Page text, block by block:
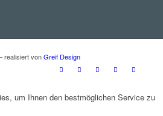
realisiert vonGreif Design
um Ihnen den bestmöglichen Service zu